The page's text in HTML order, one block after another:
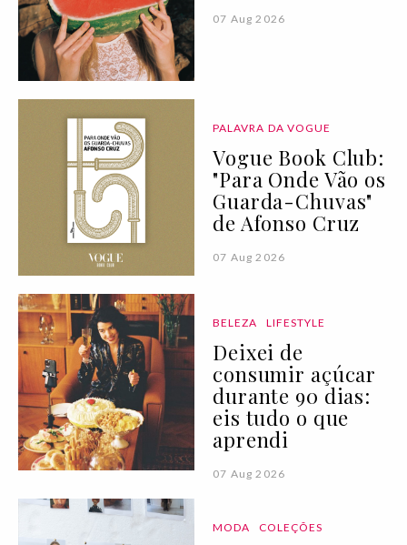
07 Aug 2026
PALAVRA DA VOGUE
Vogue Book Club:
"Para Onde Vão os
Guarda-Chuvas"
de Afonso Cruz
07 Aug 2026
BELEZA LIFESTYLE
Deixei de
consumir açúcar
durante 90 dias:
eis tudo o que
aprendi
07 Aug 2026
MODA COLEÇÕES